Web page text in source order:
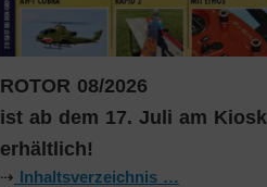
ROTOR 08/2026
ist ab dem 17. Juli am Kiosk
erhältlich!
⇢ Inhaltsverzeichnis …